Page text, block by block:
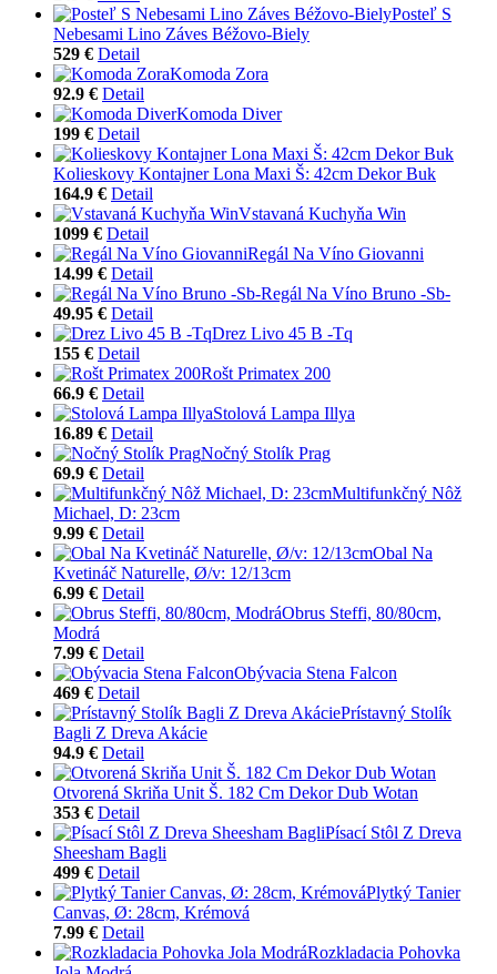
Posteľ S
Nebesami Lino Záves Béžovo-Biely
529 € Detail
Komoda Zora
92.9 € Detail
Komoda Diver
199 € Detail
Kolieskovy Kontajner Lona Maxi Š: 42cm Dekor Buk
164.9 € Detail
Vstavaná Kuchyňa Win
1099 € Detail
Regál Na Víno Giovanni
14.99 € Detail
Regál Na Víno Bruno -Sb-
49.95 € Detail
Drez Livo 45 B -Tq
155 € Detail
Rošt Primatex 200
66.9 € Detail
Stolová Lampa Illya
16.89 € Detail
Nočný Stolík Prag
69.9 € Detail
Multifunkčný Nôž
Michael, D: 23cm
9.99 € Detail
Obal Na
Kvetináč Naturelle, Ø/v: 12/13cm
6.99 € Detail
Obrus Steffi, 80/80cm,
Modrá
7.99 € Detail
Obývacia Stena Falcon
469 € Detail
Prístavný Stolík
Bagli Z Dreva Akácie
94.9 € Detail
Otvorená Skriňa Unit Š. 182 Cm Dekor Dub Wotan
353 € Detail
Písací Stôl Z Dreva
Sheesham Bagli
499 € Detail
Plytký Tanier
Canvas, Ø: 28cm, Krémová
7.99 € Detail
Rozkladacia Pohovka